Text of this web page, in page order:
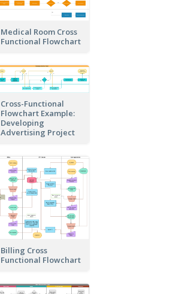
Medical Room Cross
Functional Flowchart
Cross-Functional
Flowchart Example:
Developing
Advertising Project
Billing Cross
Functional Flowchart